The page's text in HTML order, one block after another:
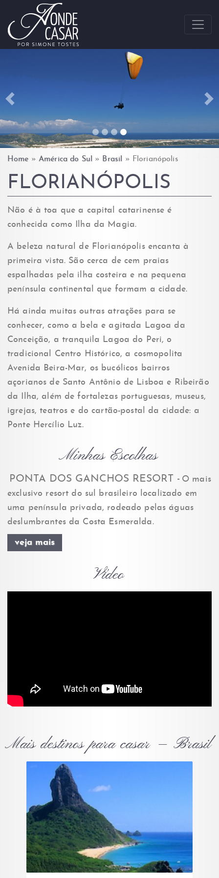
Skip to content
Previous
Home »América do Sul » Brasil » Florianópolis
FLORIANÓPOLIS
Não é à toa que a capital catarinense é
conhecida como Ilha da Magia.
A beleza natural de Florianópolis encanta à
primeira vista. São cerca de cem praias
espalhadas pela ilha costeira e na pequena
península continental que formam a cidade.
Há ainda muitas outras atrações para se
conhecer, como a bela e agitada Lagoa da
Conceição, a tranquila Lagoa do Peri, o
tradicional Centro Histórico, a cosmopolita
Avenida Beira-Mar, os bucólicos bairros
açorianos de Santo Antônio de Lisboa e Ribeirão
da Ilha, além de fortalezas portuguesas, museus,
igrejas, teatros e do cartão-postal da cidade: a
Ponte Hercílio Luz.
Minhas Escolhas
PONTA DOS GANCHOS RESORT - O mais
exclusivo resort do sul brasileiro localizado em
uma península privada, rodeado pelas águas
deslumbrantes da Costa Esmeralda.
veja mais
Vídeo
Mais destinos para casar — Brasil